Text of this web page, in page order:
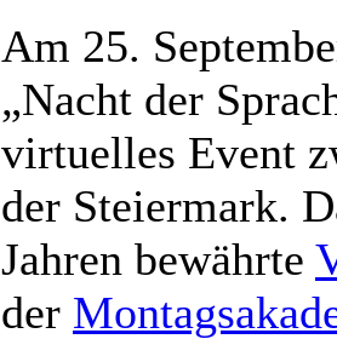
Am 25.
„Nacht der
virtuelles Event
der Steiermark.
Jahren bewährte
der